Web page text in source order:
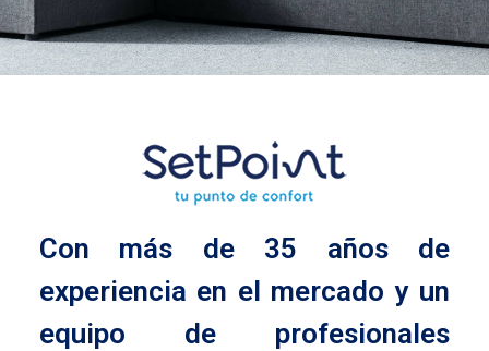
Con más de 35 años de
experiencia en el mercado y un
equipo de profesionales